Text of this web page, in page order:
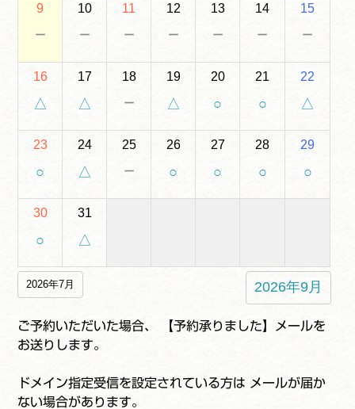
9
－
10
－
11
－
12
－
13
－
14
－
15
－
16
△
17
△
18
－
19
△
20
○
21
○
22
△
23
○
24
△
25
－
26
○
27
○
28
○
29
○
30
○
31
△
2026年7月 2026年9月
ご予約いただいた場合、 【予約承りました】メールを
お送りします。
ドメイン指定受信を設定されている方は メールが届か
ない場合があります。